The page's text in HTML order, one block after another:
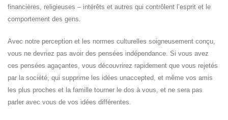
financières, religieuses – intérêts et autres qui contrôlent l’esprit et le
comportement des gens.
Avec notre perception et les normes culturelles soigneusement conçu,
vous ne devriez pas avoir des pensées indépendance. Si vous avez
ces pensées agaçantes, vous découvrirez rapidement que vous rejetés
par la société, qui supprime les idées unaccepted, et même vos amis
les plus proches et la famille tourner le dos à vous, et ne sera pas
parler avec vous de vos idées différentes.